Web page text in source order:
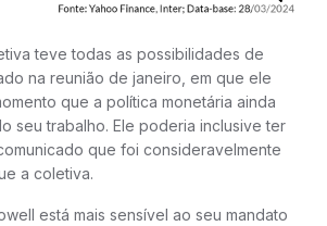
teve todas as possibilidades de
na reunião de janeiro, em que ele
que a política monetária ainda
seu trabalho. Ele poderia inclusive ter
que foi consideravelmente
a coletiva.
está mais sensível ao seu mandato